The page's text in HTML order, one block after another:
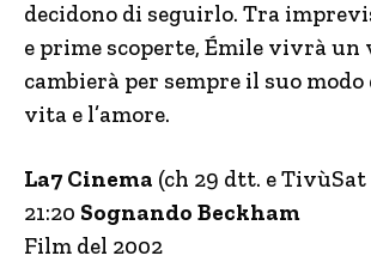
decidono di seguirlo. Tra
e prime scoperte, Émile vivrà un
cambierà per sempre il suo
vita e l’amore.
La7 Cinema (ch 29 dtt. e TivùSat
21:20 Sognando Beckham
Film del 2002